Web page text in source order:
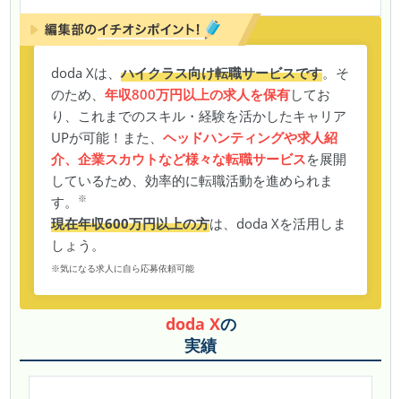
doda Xは、ハイクラス向け転職サービスです。そ
のため、年収800万円以上の求人を保有してお
り、これまでのスキル・経験を活かしたキャリア
UPが可能！また、ヘッドハンティングや求人紹
介、企業スカウトなど様々な転職サービスを展開
しているため、効率的に転職活動を進められま
す。
※
現在年収600万円以上の方は、doda Xを活用しま
しょう。
※気になる求人に自ら応募依頼可能
doda Xの
実績